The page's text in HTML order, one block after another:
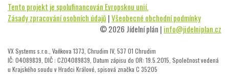
Tento projekt je spolufinancován Evropskou unií.
Zásady zpracování osobních údajů |Všeobecné obchodní podmínky
© 2026 Jídelní plán | info@jidelniplan.cz
VX Systems s.r.o., Vaňkova 1373, Chrudim IV, 537 01 Chrudim
IČ: 04089839, DIČ : CZ04089839, Datum zápisu do OR: 19.5.2015, Společnost vedená
u Krajského soudu v Hradci Králové, spisová značka C 35205